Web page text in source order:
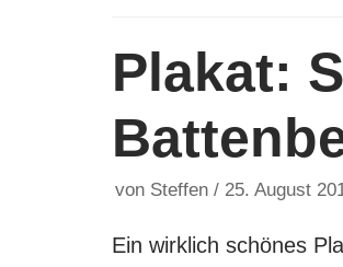
Plakat:
von Steffen 25. August
Ein wirklich schönes